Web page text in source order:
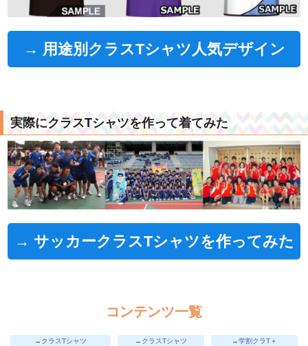
→ 用途別クラスTシャツ人気デザイン
実際にクラスTシャツを作って着てみた
→ サッカークラスTシャツを作ってみた
コンテンツ一覧
→クラスTシャツ
→クラスTシャツ
→学割クラT＋